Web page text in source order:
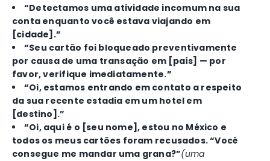
“Detectamos uma atividade incomum na sua
conta enquanto você estava viajando em
[cidade].”
“Seu cartão foi bloqueado preventivamente
por causa de uma transação em [país] — por
favor, verifique imediatamente.”
“Oi, estamos entrando em contato a respeito
da sua recente estadia em um hotel em
[destino].”
“Oi, aqui é o [seu nome], estou no México e
todos os meus cartões foram recusados. “Você
consegue me mandar uma grana?”(uma